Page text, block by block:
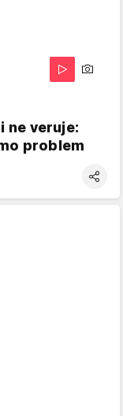
ne veruje:
problem